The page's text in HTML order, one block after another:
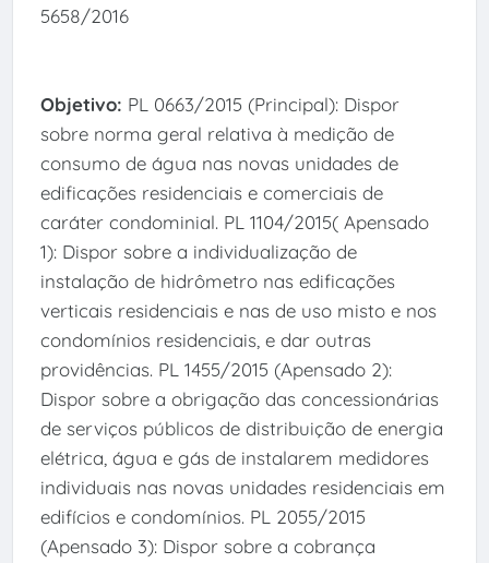
5658/2016
Objetivo: PL 0663/2015 (Principal): Dispor
sobre norma geral relativa à medição de
consumo de água nas novas unidades de
edificações residenciais e comerciais de
caráter condominial. PL 1104/2015( Apensado
1): Dispor sobre a individualização de
instalação de hidrômetro nas edificações
verticais residenciais e nas de uso misto e nos
condomínios residenciais, e dar outras
providências. PL 1455/2015 (Apensado 2):
Dispor sobre a obrigação das concessionárias
de serviços públicos de distribuição de energia
elétrica, água e gás de instalarem medidores
individuais nas novas unidades residenciais em
edifícios e condomínios. PL 2055/2015
(Apensado 3): Dispor sobre a cobrança